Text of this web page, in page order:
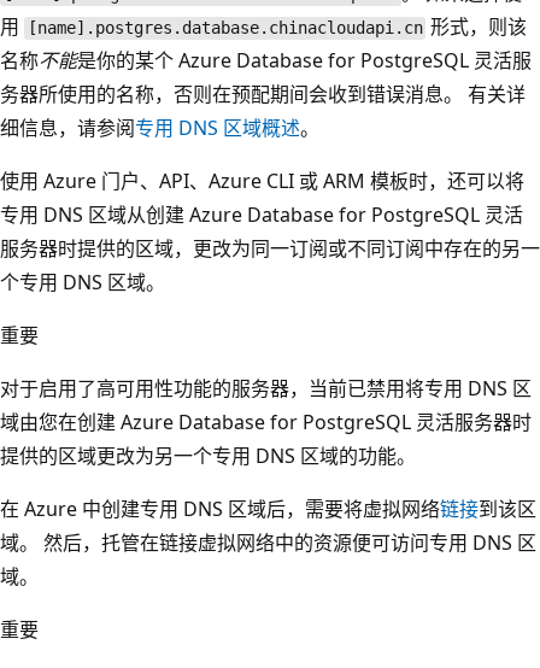
用
[name].postgres.database.chinacloudapi.cn 形式，则该
名称不能是你的某个 Azure Database for PostgreSQL 灵活服
务器所使用的名称，否则在预配期间会收到错误消息。 有关详
细信息，请参阅专用 DNS 区域概述。
使用 Azure 门户、API、Azure CLI 或 ARM 模板时，还可以将
专用 DNS 区域从创建 Azure Database for PostgreSQL 灵活
服务器时提供的区域，更改为同一订阅或不同订阅中存在的另一
个专用 DNS 区域。
重要
对于启用了高可用性功能的服务器，当前已禁用将专用 DNS 区
域由您在创建 Azure Database for PostgreSQL 灵活服务器时
提供的区域更改为另一个专用 DNS 区域的功能。
在 Azure 中创建专用 DNS 区域后，需要将虚拟网络链接到该区
域。 然后，托管在链接虚拟网络中的资源便可访问专用 DNS 区
域。
重要